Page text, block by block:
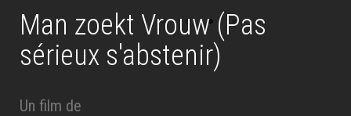
Man zoekt Vrouw (Pas
sérieux s'abstenir)
Un film de